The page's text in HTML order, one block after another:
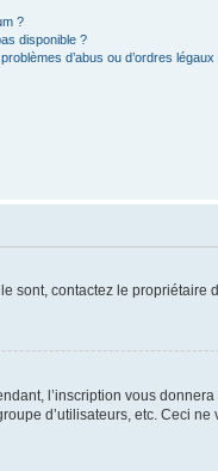
?
disponible ?
d’abus ou d’ordres
sont, contactez le
l’inscription vous
d’utilisateurs, etc. Ceci ne